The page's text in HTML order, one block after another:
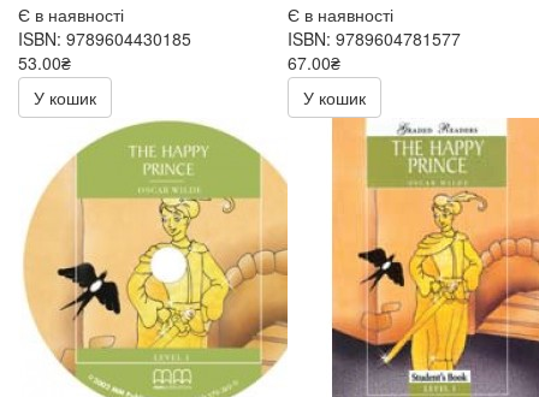
Є в наявності
ISBN: 9789604430185
53.00₴
106.00₴
У кошик
Є в наявності
ISBN: 9789604781577
67.00₴
134.00₴
У кошик